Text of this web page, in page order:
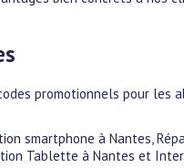
promotionnels pour les
smartphone à Nantes,
Tablette à Nantes et